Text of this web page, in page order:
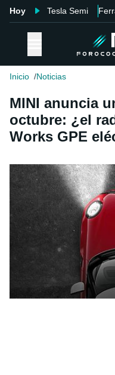
Hoy Tesla Semi
Inicio Noticias
MINI anuncia
octubre: ¿el
Works GPE